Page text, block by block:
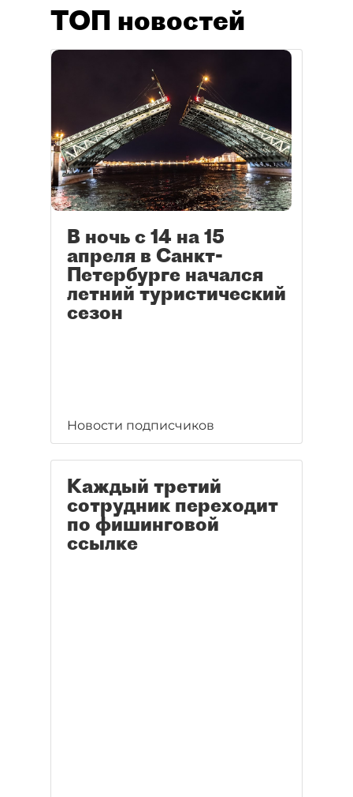
ТОП новостей
В ночь с 14 на 15
апреля в Санкт-
Петербурге начался
летний туристический
сезон
Новости подписчиков
Каждый третий
сотрудник переходит
по фишинговой
ссылке